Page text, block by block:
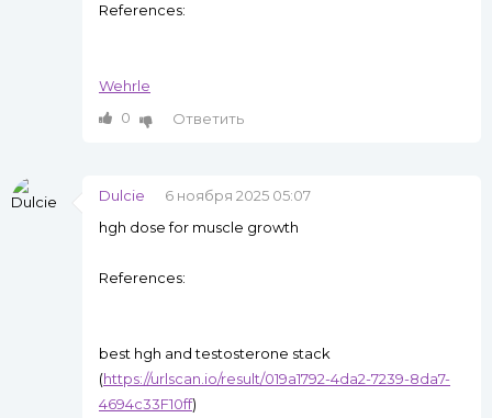
References:
Wehrle
0
Ответить
Dulcie
6 ноября 2025 05:07
hgh dose for muscle growth
References:
best hgh and testosterone stack
(https://urlscan.io/result/019a1792-4da2-7239-8da7-
4694c33F10ff)